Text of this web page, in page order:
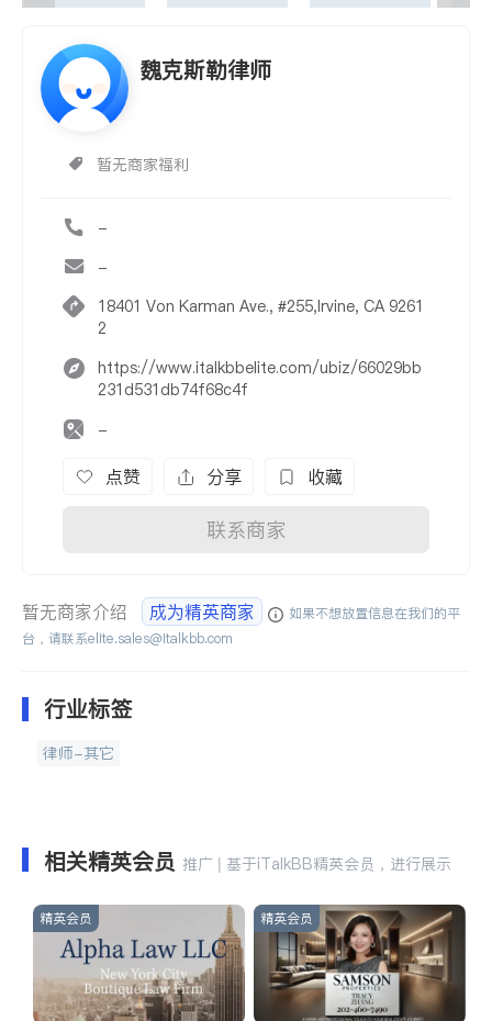
魏克斯勒律师
暂无商家福利
-
-
18401 Von Karman Ave., #255,Irvine, CA 9261
2
https://www.italkbbelite.com/ubiz/66029bb
231d531db74f68c4f
-
点赞 分享 收藏
联系商家
暂无商家介绍 成为精英商家
如果不想放置信息在我们的平
台，请联系elite.sales@italkbb.com
行业标签
律师-其它
相关精英会员 推广 | 基于iTalkBB精英会员，进行展示
精英会员 精英会员